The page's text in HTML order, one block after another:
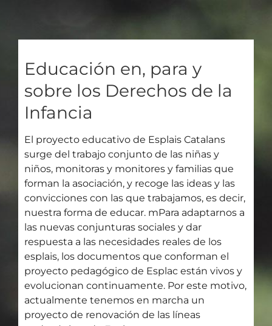
Educación en, para y
sobre los Derechos de la
Infancia
El proyecto educativo de Esplais Catalans
surge del trabajo conjunto de las niñas y
niños, monitoras y monitores y familias que
forman la asociación, y recoge las ideas y las
convicciones con las que trabajamos, es decir,
nuestra forma de educar. mPara adaptarnos a
las nuevas conjunturas sociales y dar
respuesta a las necesidades reales de los
esplais, los documentos que conforman el
proyecto pedagógico de Esplac están vivos y
evolucionan continuamente. Por este motivo,
actualmente tenemos en marcha un
proyecto de renovación de las líneas